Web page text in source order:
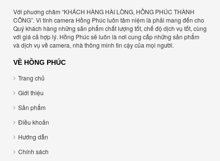
Với phuơng châm “KHÁCH HÀNG HÀI LÒNG, HỒNG PHÚC THÀNH
CÔNG”. Vi tính camera Hồng Phúc luôn tâm niệm là phải mang đến cho
Quý khách hàng những sản phẩm chất lượng tốt, chế độ dịch vụ tốt, cùng
với giá cả hợp lý. Hồng Phúc sẽ luôn là nơi cung cấp những sản phẩm
và dịch vụ về camera, nhà thông minh tin cậy của mọi người.
VỀ HỒNG PHÚC
Trang chủ
Giới thiệu
Sản phẩm
Điều khoản
Hướng dẫn
Chính sách